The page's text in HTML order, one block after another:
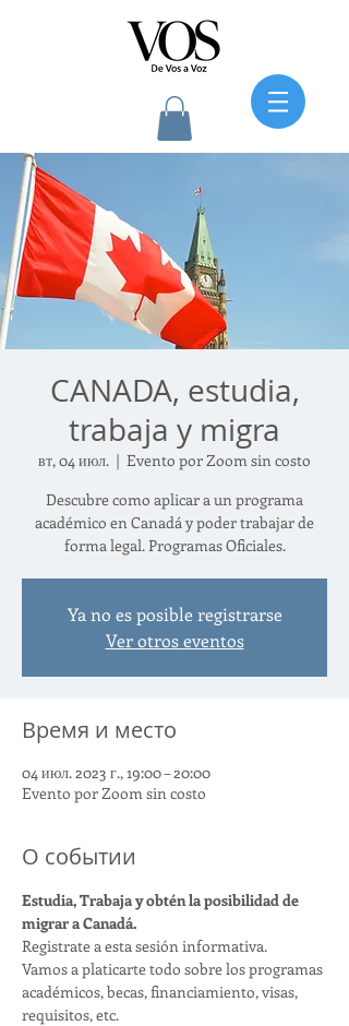
CANADA, estudia,
trabaja y migra
вт, 04 июл.
  |
Evento por Zoom sin costo
Descubre como aplicar a un programa
académico en Canadá y poder trabajar de
forma legal. Programas Oficiales.
Ya no es posible registrarse
Ver otros eventos
Время и место
04 июл. 2023 г., 19:00 – 20:00
Evento por Zoom sin costo
О событии
Estudia, Trabaja y obtén la posibilidad de
migrar a Canadá.
Registrate a esta sesión informativa.
Vamos a platicarte todo sobre los programas
académicos, becas, financiamiento, visas,
requisitos, etc.